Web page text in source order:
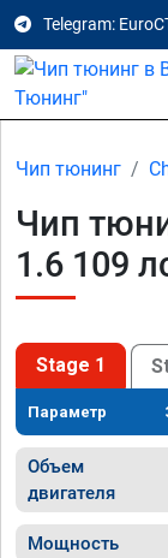
Telegram:
Чип тюнинг
Чип
1.6 109
Stage 1
Параметр
Объем
двигателя
Мощность